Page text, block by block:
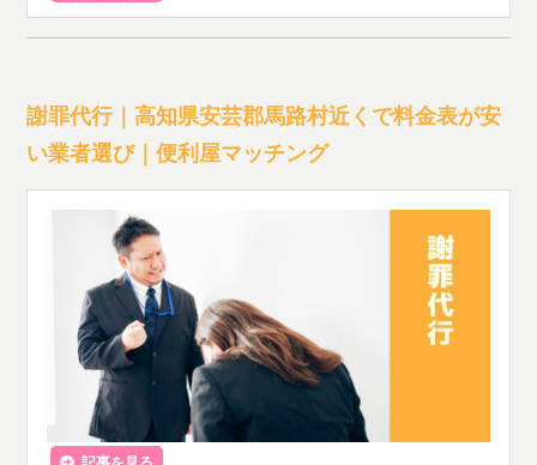
謝罪代行｜高知県安芸郡馬路村近くで料金表が安
い業者選び｜便利屋マッチング